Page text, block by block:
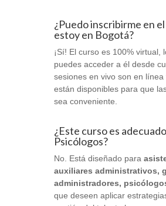
¿Puedo inscribirme en
estoy en Bogotá?
¡Sí! El curso es 100% virtual,
puedes acceder a él desde
sesiones en vivo son en
están disponibles para que
sea conveniente.
¿Este curso es
Psicólogos?
No. Está diseñado para
auxiliares administrativos,
administradores,
que deseen aplicar